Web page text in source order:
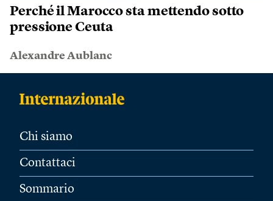
Perché il Marocco sta mettendo sotto
pressione Ceuta
Alexandre Aublanc
Chi siamo
Contattaci
Sommario